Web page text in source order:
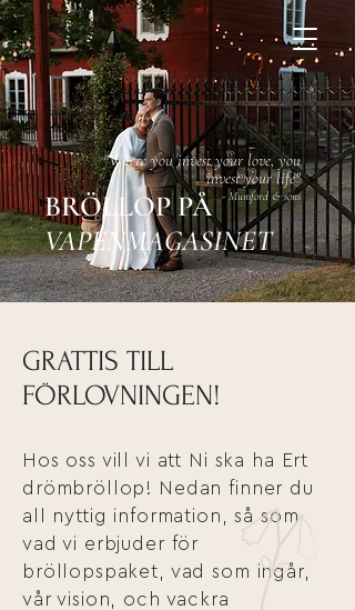
BRÖLLOP PÅ
VAPENMAGASINET
"Where you invest your love, you
invest your life"
- Mumford & sons
GRATTIS TILL
FÖRLOVNINGEN!
Hos oss vill vi att Ni ska ha Ert
drömbröllop! Nedan finner du
all nyttig information, så som
vad vi erbjuder för
bröllopspaket, vad som ingår,
vår vision, och vackra